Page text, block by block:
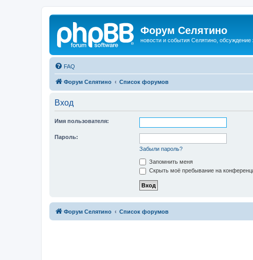
Форум Селятино
новости и события Селятино, обсуждение
FAQ
Форум Селятино Список форумов
Вход
Имя пользователя:
Пароль:
Забыли пароль?
Запомнить меня
Скрыть моё пребывание на
Форум Селятино Список форумов